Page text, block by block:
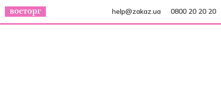
help@zakaz.ua 0800 20 20 20